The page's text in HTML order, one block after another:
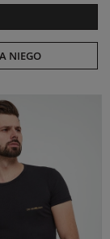
NIEGO